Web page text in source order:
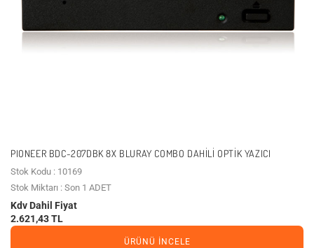
PIONEER BDC-207DBK 8X BLURAY COMBO DAHILI OPTIK YAZICI
Stok Kodu : 10169
Stok Miktarı : Son 1 ADET
Kdv Dahil Fiyat
2.621,43 TL
ÜRÜNÜ İNCELE